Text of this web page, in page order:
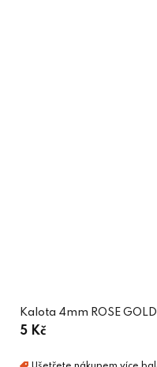
Kalota 4mm ROSE GOLD
5 Kč